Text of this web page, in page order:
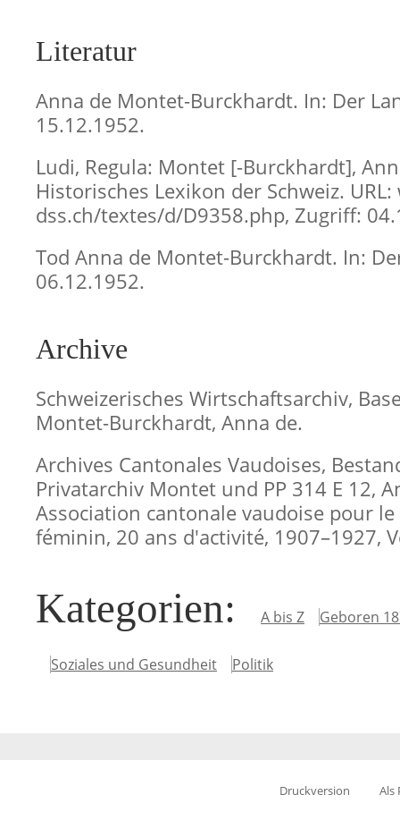
Literatur
Anna de Montet-Burckhardt. In: Der
15.12.1952.
Ludi, Regula: Montet [-Burckhardt],
Historisches Lexikon der Schweiz.
dss.ch/textes/d/D9358.php, Zugriff:
Tod Anna de Montet-Burckhardt. In:
06.12.1952.
Archive
Schweizerisches Wirtschaftsarchiv,
Montet-Burckhardt, Anna de.
Archives Cantonales Vaudoises,
Privatarchiv Montet und PP 314 E 12,
Association cantonale vaudoise pour
féminin, 20 ans d'activité, 1907–1927,
Kategorien: A bis Z Geboren
Soziales und Gesundheit Politik
Druckversion Als